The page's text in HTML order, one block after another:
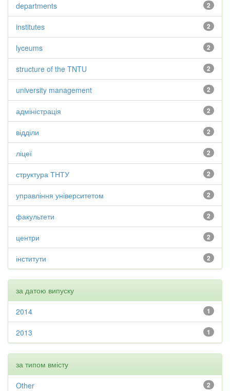
2
departments
2
institutes
2
lyceums
2
structure of the TNTU
2
university management
2
адміністрація
2
відділи
2
ліцеї
2
структура ТНТУ
2
управління університетом
2
факультети
2
центри
2
інститути
за датою випуску
1
2014
1
2013
за типом вмісту
2
Other